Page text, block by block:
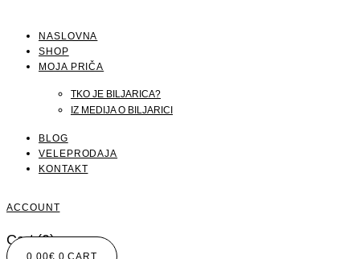
NASLOVNA
SHOP
MOJA PRIČA
TKO JE BILJARICA?
IZ MEDIJA O BILJARICI
BLOG
VELEPRODAJA
KONTAKT
ACCOUNT
Cart (0)
0,00€ 0 CART